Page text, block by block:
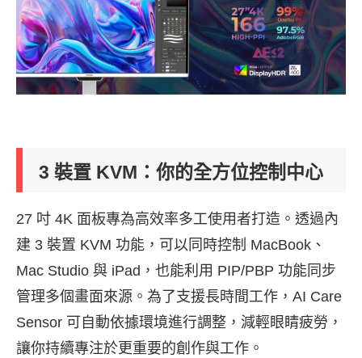
3 裝置 KVM：你的全方位控制中心
27 吋 4K 面板專為高效率多工使用者打造。透過內
建 3 裝置 KVM 功能，可以同時控制 MacBook、
Mac Studio 與 iPad，也能利用 PIP/PBP 功能同步
管理多個畫面來源。為了支援長時間工作，AI Care
Sensor 可自動依據環境進行調整，減輕眼睛疲勞，
讓你持續專注於更重要的創作與工作。